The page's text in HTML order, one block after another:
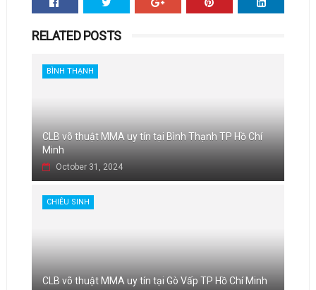
RELATED POSTS
BÌNH THẠNH
CLB võ thuật MMA uy tín tại Bình Thạnh TP Hồ Chí
Minh
October 31, 2024
CHIÊU SINH
CLB võ thuật MMA uy tín tại Gò Vấp TP Hồ Chí Minh